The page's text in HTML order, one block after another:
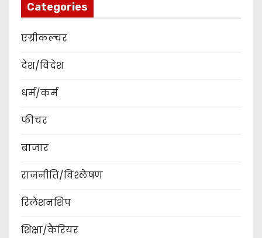
Categories
एग्रीकल्चर
देश/विदेश
धर्म/कर्म
फीचर
बाजार
राजनीति/विश्लेषण
रिलेशनशिप
शिक्षा/कैरियर